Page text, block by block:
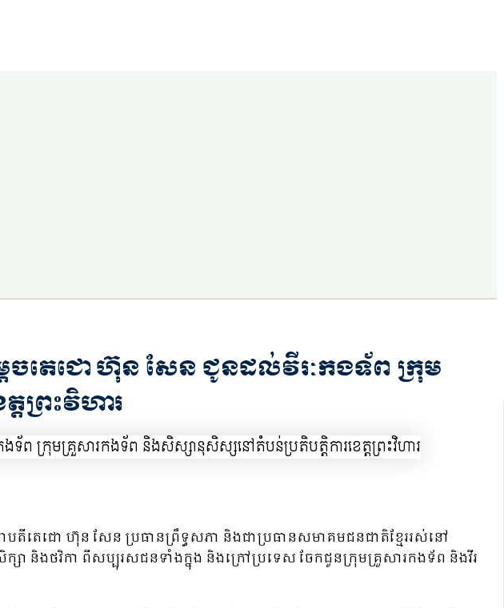
េចតេជោ ហ៊ុន សែន ជូនដល់វីរៈកងទ័ព ក្រុម
ព្រះវិហារ
ាបតីតេជោ ហ៊ុន សែន ប្រធានព្រឹទ្ធសភា និងជាប្រធានសមាគមជនជាតិខ្មែររស់នៅ
ា និងថវិកា ពីសប្បុរសជនទាំងក្នុង និងក្រៅប្រទេស ចែកជូនក្រុមគ្រួសារកងទ័ព និងវីរ